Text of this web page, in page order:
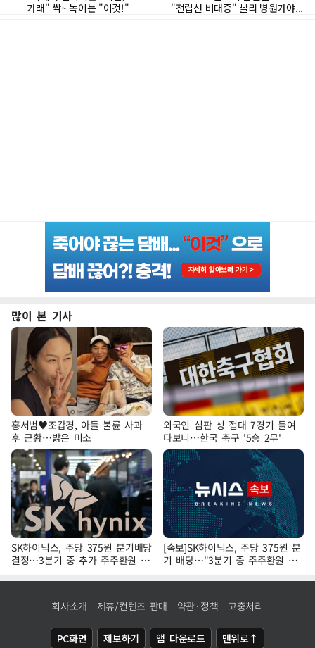
많이 본 기사
홍서범♥조갑경, 아들 불륜 사과
후 근황…밝은 미소
외국인 심판 성 접대 7경기 들여
다보니…한국 축구 '5승 2무'
SK하이닉스, 주당 375원 분기배당
결정…3분기 중 추가 주주환원 발
표
[속보]SK하이닉스, 주당 375원 분
기 배당…"3분기 중 주주환원 방
안 확정"
회사소개 제휴/컨텐츠 판매 약관·정책 고충처리
PC화면 제보하기 앱 다운로드 맨위로↑